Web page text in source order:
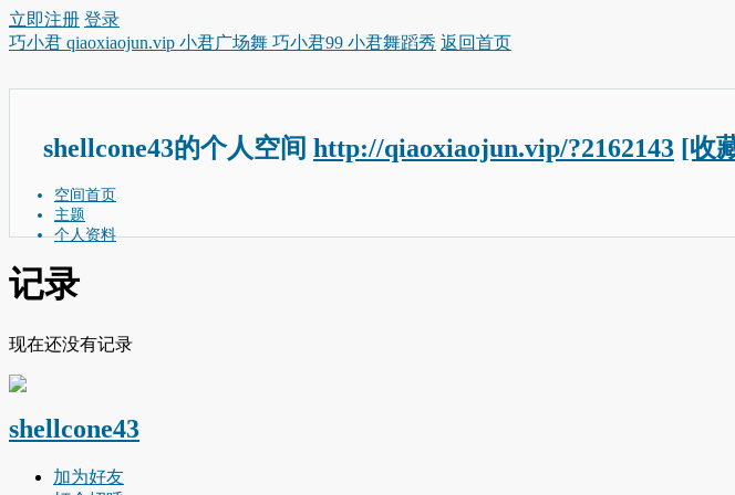
立即注册 登录
巧小君 qiaoxiaojun.vip 小君广场舞 巧小君99 小君舞蹈秀 返回首页
shellcone43的个人空间 http://qiaoxiaojun.vip/?2162143 [收
空间首页
主题
个人资料
记录
现在还没有记录
shellcone43
加为好友